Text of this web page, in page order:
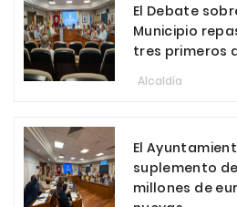
El Debate
Municipio
tres primeros
Alcaldía
El
suplemento
millones de